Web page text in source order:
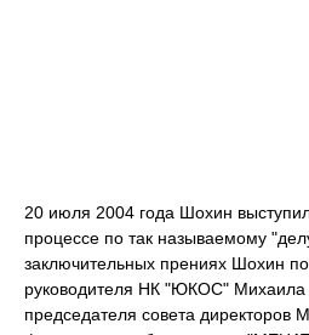
20 июля 2004 года Шохин
процессе по так называемому
заключительных прениях Шохин
руководителя НК "ЮКОС" Михаила
председателя совета директоров